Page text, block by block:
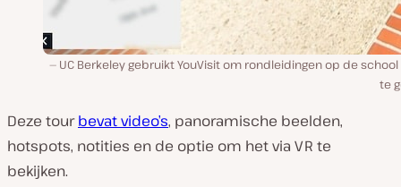
UC Berkeley gebruikt YouVisit om rondleidingen op de
te
Deze tourbevat video’s, panoramische beelden,
hotspots, notities en de optie om het via VR te
bekijken.